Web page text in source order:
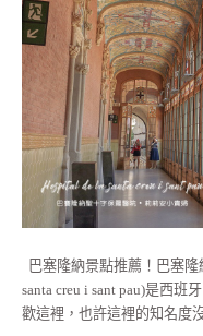
巴塞隆納景點推薦！巴塞
santa creu i sant pau)是西班
歡這裡，也許這裡的知名度